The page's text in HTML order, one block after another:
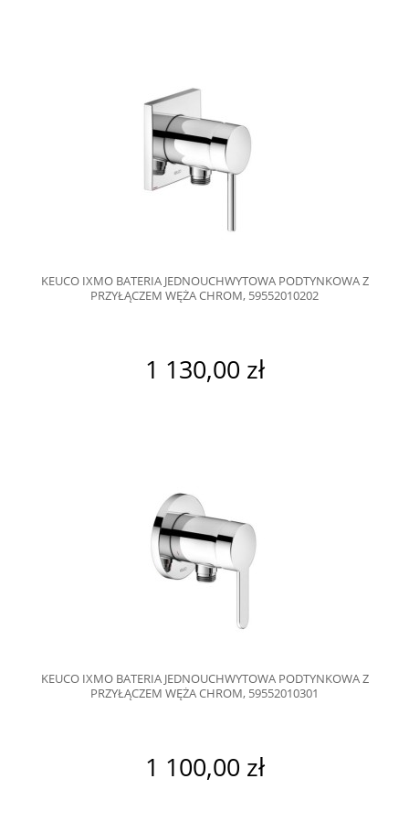
KEUCO IXMO BATERIA JEDNOUCHWYTOWA PODTYNKOWA Z
PRZYŁĄCZEM WĘŻA CHROM, 59552010202
1 130,00 zł
KEUCO IXMO BATERIA JEDNOUCHWYTOWA PODTYNKOWA Z
PRZYŁĄCZEM WĘŻA CHROM, 59552010301
1 100,00 zł